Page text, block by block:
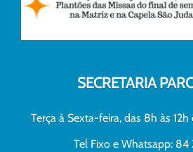
SECRETARIA
Terça à Sexta-feira, das 8h às 12h
Tel Fixo e Whatsapp: 84